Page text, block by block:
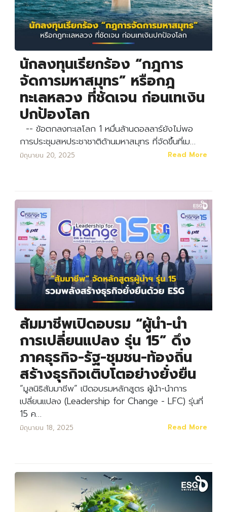
นักลงทุนเรียกร้อง “กฎการ
จัดการมหาสมุทร” หรือกฎ
ทะเลหลวง ที่ชัดเจน ก่อนเทเงิน
ปกป้องโลก
-- ข้อตกลงทะเลโลก 1 หมื่นล้านดอลลาร์ยังไม่พอ
การประชุมสหประชาชาติด้านมหาสมุทร ที่จัดขึ้นที่เม…
มิถุนายน 20, 2025 Read More
สัมมาชีพเปิดอบรม “ผู้นำ-นำ
การเปลี่ยนแปลง รุ่น 15” ดึง
ภาคธุรกิจ-รัฐ-ชุมชน-ท้องถิ่น
สร้างธุรกิจเติบโตอย่างยั่งยืน
“มูลนิธิสัมมาชีพ” เปิดอบรมหลักสูตร ผู้นำ-นำการ
เปลี่ยนแปลง (Leadership for Change - LFC) รุ่นที่
15 ค…
มิถุนายน 18, 2025 Read More